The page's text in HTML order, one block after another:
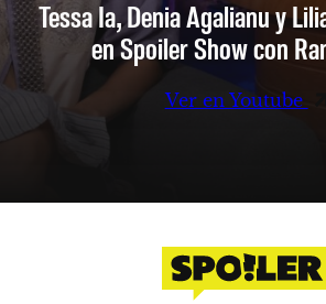
Tessa Ia, Denia Agalianu y
en Spoiler Show con
Ver en Youtube